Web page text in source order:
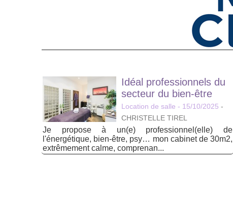
Idéal professionnels du
secteur du bien-être
Location de salle - 15/10/2025 -
CHRISTELLE TIREL
Je propose à un(e) professionnel(elle) de
l'énergétique, bien-être, psy… mon cabinet de 30m2,
extrêmement calme, comprenan...